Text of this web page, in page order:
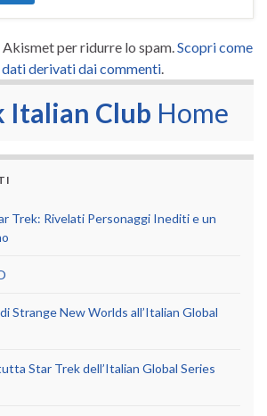
per ridurre lo spam.Scopri come
derivati dai commenti.
Italian Club Home
Trek: Rivelati Personaggi Inediti e un
Strange New Worlds all’Italian Global
Star Trek dell’Italian Global Series